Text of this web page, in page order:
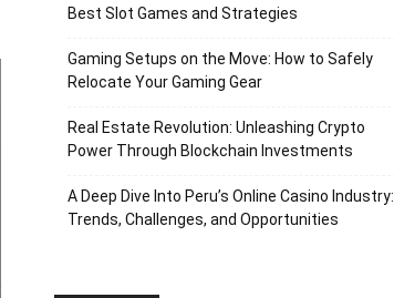
Best Slot Games and Strategies
Gaming Setups on the Move: How to Safely
Relocate Your Gaming Gear
Real Estate Revolution: Unleashing Crypto
Power Through Blockchain Investments
A Deep Dive Into Peru’s Online Casino Industry:
Trends, Challenges, and Opportunities